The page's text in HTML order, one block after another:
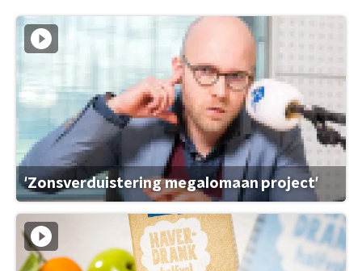
'Zonsverduistering megalomaan project'